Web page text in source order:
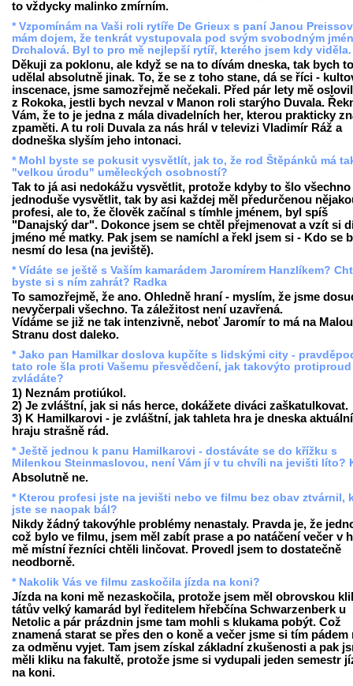
to vždycky malinko zmírním.
* Vzpomínám na Vaši roli rytíře De Grieux s paní Janou
mám dojem, že tenkrát vystupovala pod svým svobodným
Drchalová. Byl to pro mě nejlepší rytíř, kterého jsem kdy viděla.
Děkuji za poklonu, ale když se na to dívám dneska, tak bych to
udělal absolutně jinak. To, že se z toho stane, dá se říci -
inscenace, jsme samozřejmě nečekali. Před pár lety mě
z Rokoka, jestli bych nevzal v Manon roli starýho Duvala.
Vám, že to je jedna z mála divadelních her, kterou prakticky
zpaměti. A tu roli Duvala za nás hrál v televizi Vladimír Ráž a
dodneška slyším jeho intonaci.
* Mohl byste se pokusit vysvětlít, jak to, že rod Štěpánků má
"velkou úrodu" uměleckých osobností?
Tak to já asi nedokážu vysvětlit, protože kdyby to šlo všechno
jednoduše vysvětlit, tak by asi každej měl předurčenou
profesi, ale to, že člověk začínal s tímhle jménem, byl spíš
"Danajský dar". Dokonce jsem se chtěl přejmenovat a vzít si
jméno mé matky. Pak jsem se namíchl a řekl jsem si - Kdo se
nesmí do lesa (na jeviště).
* Vídáte se ještě s Vaším kamarádem Jaromírem Hanzlíkem?
byste si s ním zahrát? Radka
To samozřejmě, že ano. Ohledně hraní - myslím, že jsme
nevyčerpali všechno. Ta záležitost není uzavřená.
Vídáme se již ne tak intenzivně, neboť Jaromír to má na Malou
Stranu dost daleko.
* Jako pan Hamilkar doslova kupčíte s lidskými city -
tato role šla proti Vašemu přesvědčení, jak takovýto protiproud
zvládáte?
1) Neznám protiúkol.
2) Je zvláštní, jak si nás herce, dokážete diváci zaškatulkovat.
3) K Hamilkarovi - je zvláštní, jak tahleta hra je dneska
hraju strašně rád.
* Ještě jednou k panu Hamilkarovi - dostáváte se do křížku s
Milenkou Steinmaslovou, není Vám jí v tu chvíli na jevišti líto?
Absolutně ne.
* Kterou profesi jste na jevišti nebo ve filmu bez obav ztvárnil,
jste se naopak bál?
Nikdy žádný takovýhle problémy nenastaly. Pravda je, že
což bylo ve filmu, jsem měl zabít prase a po natáčení večer v
mě místní řezníci chtěli linčovat. Provedl jsem to dostatečně
neodborně.
* Nakolik Vás ve filmu zaskočila jízda na koni?
Jízda na koni mě nezaskočila, protože jsem měl obrovskou
tátův velký kamarád byl ředitelem hřebčína Schwarzenberk u
Netolic a pár prázdnin jsme tam mohli s klukama pobýt. Což
znamená starat se přes den o koně a večer jsme si tím pádem
za odměnu vyjet. Tam jsem získal základní zkušenosti a pak
měli kliku na fakultě, protože jsme si vydupali jeden semestr
na koni.